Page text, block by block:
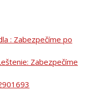
: Zabezpečíme po
Zabezpečíme